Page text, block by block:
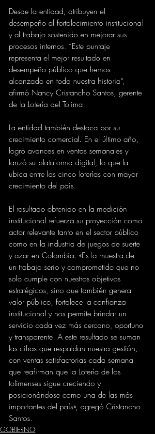
Desde la entidad, atribuyen el
desempeño al fortalecimiento institucional
y al trabajo sostenido en mejorar sus
procesos internos. “Este puntaje
representa el mejor resultado en
desempeño público que hemos
alcanzado en toda nuestra historia”,
afirmó Nancy Cristancho Santos, gerente
de la Lotería del Tolima.
La entidad también destaca por su
crecimiento comercial. En el último año,
logró avances en ventas semanales y
lanzó su plataforma digital, lo que la
ubica entre las cinco loterías con mayor
crecimiento del país.
El resultado obtenido en la medición
institucional refuerza su proyección como
actor relevante tanto en el sector público
como en la industria de juegos de suerte
y azar en Colombia. «Es la muestra de
un trabajo serio y comprometido que no
solo cumple con nuestros objetivos
estratégicos, sino que también genera
valor público, fortalece la confianza
institucional y nos permite brindar un
servicio cada vez más cercano, oportuno
y transparente. A este resultado se suman
las cifras que respaldan nuestra gestión,
con ventas satisfactorias cada semana
que reafirman que la Lotería de los
tolimenses sigue creciendo y
posicionándose como una de las más
importantes del país», agregó Cristancho
Santos.
GOBIERNO